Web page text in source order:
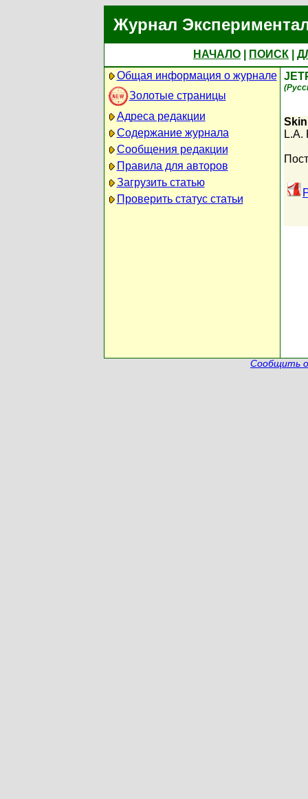
Журнал
НАЧАЛО ПОИСК
Общая информация о журнале
Золотые страницы
Адреса редакции
Содержание журнала
Сообщения редакции
Правила для авторов
Загрузить статью
Проверить статус статьи
L.A.
Сообщить о